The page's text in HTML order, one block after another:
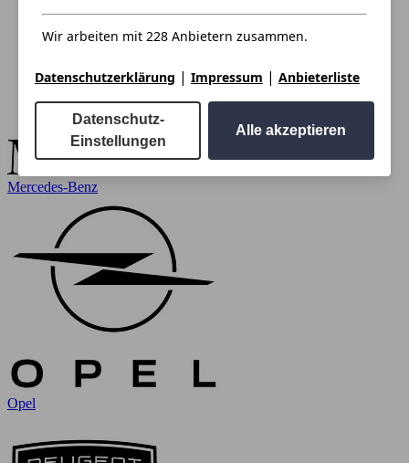
Mercedes-Benz
Opel
Wir arbeiten mit 228 Anbietern zusammen.
Datenschutzerklärung | Impressum | Anbieterliste
Datenschutz-
Einstellungen
Alle akzeptieren